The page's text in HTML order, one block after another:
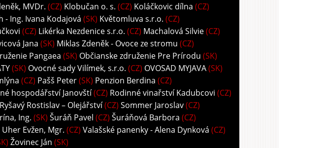
MVDr. (CZ) Klobučan o. s. (CZ) Koláčkovic dílna (CZ)
- Ing. Ivana Kodajová (SK) Květomluva s.r.o. (CZ)
(CZ) Likérka Nezdenice s.r.o. (CZ) Machalová Silvie(CZ)
Jana (SK) Miklas Zdeněk - Ovoce ze stromu (CZ)
Pangaea (SK) Občianske združenie Pre Prírodu (SK)
(SK) Ovocné sady Vilímek, s.r.o. (CZ) OVOSAD MYJAVA(SK)
(CZ) Pašš Peter(SK) Penzion Berdina (CZ)
hospodářství Janovští(CZ) Rodinné vinařství Kadubcovi (CZ)
Ryšavý Rostislav – Olejářství(CZ) Sommer Jaroslav(CZ)
Ing. (SK) Šuráň Pavel (CZ) Šuráňová Barbora (CZ)
Uher Evžen, Mgr. (CZ) Valašské panenky - Alena Dynková (CZ)
Žovinec Ján (SK)